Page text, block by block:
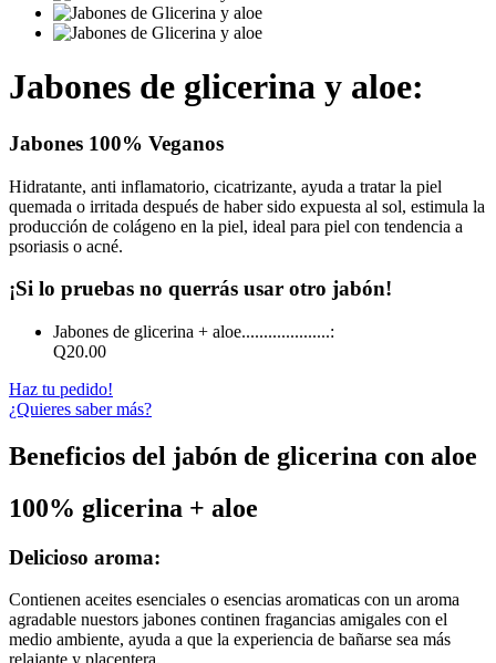
Jabones de glicerina y aloe:
Jabones 100% Veganos
Hidratante, anti inflamatorio, cicatrizante, ayuda a tratar la piel
quemada o irritada después de haber sido expuesta al sol, estimula la
producción de colágeno en la piel, ideal para piel con tendencia a
psoriasis o acné.
¡Si lo pruebas no querrás usar otro jabón!
Jabones de glicerina + aloe....................:
Q20.00
Haz tu pedido!
¿Quieres saber más?
Beneficios del jabón de glicerina con aloe
100% glicerina + aloe
Delicioso aroma:
Contienen aceites esenciales o esencias aromaticas con un aroma
agradable nuestors jabones continen fragancias amigales con el
medio ambiente, ayuda a que la experiencia de bañarse sea más